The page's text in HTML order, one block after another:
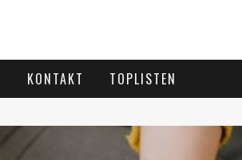
KONTAKT TOPLISTEN